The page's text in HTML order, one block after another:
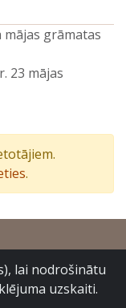
mājas grāmatas
23 mājas
.
2007-2026
lai nodrošinātu
uzskaiti.